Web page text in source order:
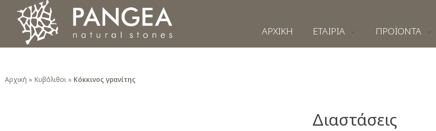
Φυσικά Πετρώματα PANGEA
Ο υπέροχος κόσμος της Φυσικής Πέτρας
ΑΡΧΙΚΗ ΕΤΑΙΡΙΑ ΠΡΟΪΟΝΤΑ
Αρχική » Κυβόλιθοι » Κόκκινος γρανίτης
Διαστάσεις